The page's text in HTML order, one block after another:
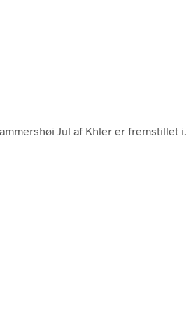
Jul af Khler er fremstillet i.